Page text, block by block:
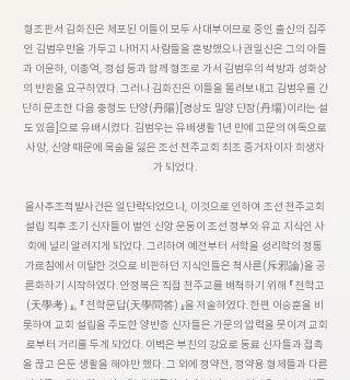
형조판서 김화진은 체포된 이들이 모두 사대부이므로 중인 출신의 집주
인 김범우만을 가두고 나머지 사람들을 훈방했으나 권일신은 그의 아들
과 이윤하, 이총억, 정섭 등과 함께 형조로 가서 김범우의 석방과 성화상
의 반환을 요구하였다. 그러나 김화진은 이들을 돌려보내고 김범우를 간
단히 문초한 다음 충청도 단양(丹陽)[경상도 밀양 단장(丹場)이라는 설
도 있음]으로 유배시켰다. 김범우는 유배생활 1년 만에 고문의 여독으로
사망, 신앙 때문에 목숨을 잃은 조선 천주교회 최초 증거자이자 희생자
가 되었다.
을사추조적발사건은 일단락되었으나, 이것으로 인하여 조선 천주교회
설립 직후 초기 신자들이 벌인 신앙 운동이 조선 정부와 유교 지식인 사
회에 널리 알려지게 되었다. 그리하여 예전부터 서학을 성리학의 정통
가르침에서 이탈한 것으로 비판하던 지식인들은 척사론(斥邪論)을 공
론화하기 시작하였다. 안정복은 직접 천주교를 배척하기 위해 『 천학고
(天學考) 』, 『 천학문답(天學問答) 』을 저술하였다. 한편 이승훈을 비
롯하여 교회 설립을 주도한 양반층 신자들은 가문의 압력을 못이겨 교회
로부터 거리를 두게 되었다. 이벽은 부친의 강요로 동료 신자들과 접촉
을 끊고 은둔 생활을 해야만 했다. 그 외에 정약전, 정약용 형제들과 다른